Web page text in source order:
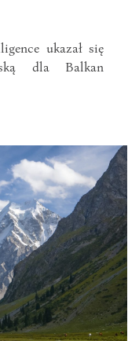
ukazał się
dla Balkan